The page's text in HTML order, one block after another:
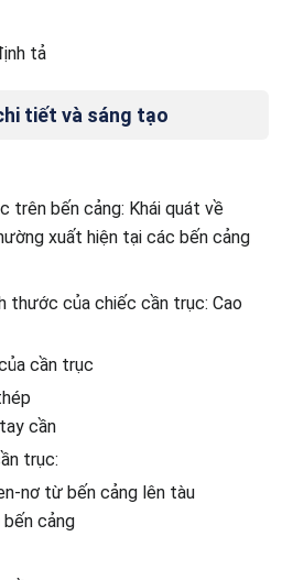
tả
tiết và sáng tạo
trên bến cảng: Khái quát về
xuất hiện tại các bến cảng
thước của chiếc cần trục: Cao
cần trục
cần
trục:
nơ từ bến cảng lên tàu
bến cảng